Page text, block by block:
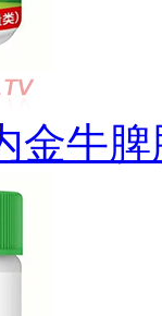
金牛